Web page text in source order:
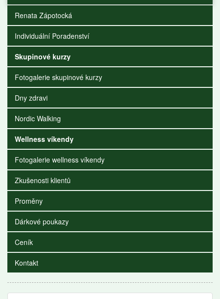
Renata Zápotocká
Individuální Poradenství
Skupinové kurzy
Fotogalerie skupinové kurzy
Dny zdravi
Nordic Walking
Wellness víkendy
Fotogalerie wellness víkendy
Zkušenosti klientů
Proměny
Dárkové poukazy
Ceník
Kontakt